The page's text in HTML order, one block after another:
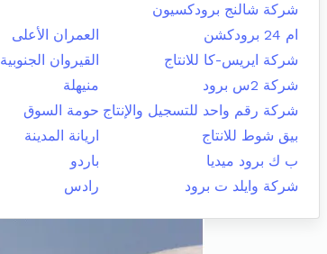
شركة شالنج برودكسيون
ام 24 برودكشن
العمران الأعلى
شركة ايريس-كا للانتاج
القيروان الجنوبية
شركة 2س برود
منيهلة
شركة رقم واحد للتسجيل والإنتاج حومة السوق
بيق شوط للانتاج
اريانة المدينة
ب ك برود ميديا
باردو
شركة وايلد ت برود
رادس